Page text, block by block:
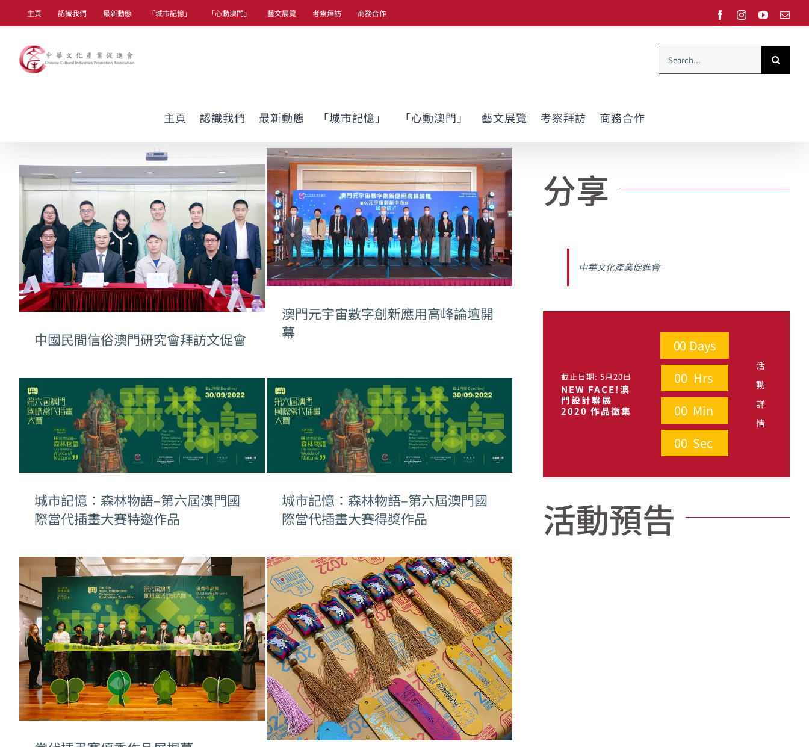
to
content
主頁 認識我們 最新動態 「城市記憶」 「心動澳門」 藝文展覽 考察拜訪 商務合作 FacebookInstagramYouTube
Search
for:
主頁 認識我們 最新動態 「城市記憶」 「心動澳門」 藝文展覽 考察拜訪 商務合作
中國民間信俗澳門研究會拜訪文促會
澳門元宇宙數字創新應用高峰論壇開
幕
城市記憶：森林物語–第六屆澳門國
際當代插畫大賽特邀作品
城市記憶：森林物語–第六屆澳門國
際當代插畫大賽得獎作品
分享
中華文化產業促進會
截止日期: 5月20日
NEW FACE!澳
門設計聯展
2020 作品徵集
00 Days
00 Hrs
00 Min
00 Sec
活
動
詳
情
活動預告